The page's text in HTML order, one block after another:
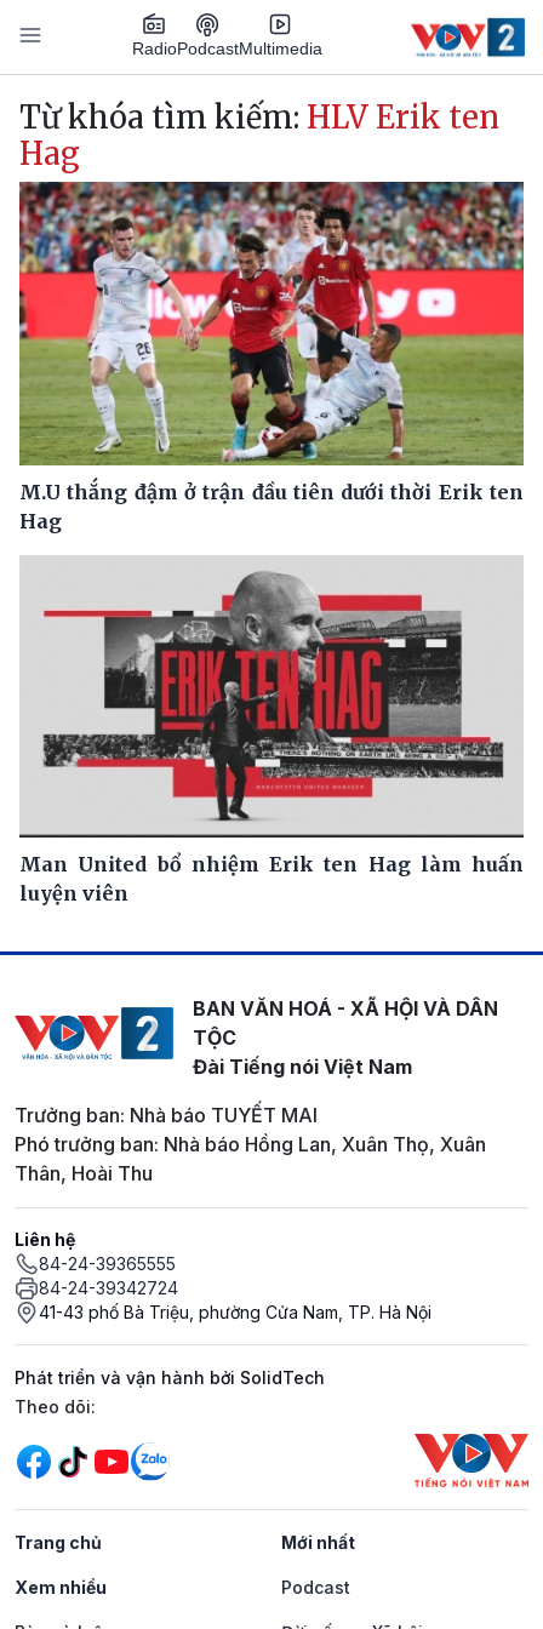
Nhảy đến nội dung
RadioPodcastMultimedia
Main navigation
Từ khóa tìm kiếm: HLV Erik ten
Hag
M.U thắng đậm ở trận đầu tiên dưới thời Erik ten
Hag
Man United bổ nhiệm Erik ten Hag làm huấn
luyện viên
BAN VĂN HOÁ - XÃ HỘI VÀ DÂN
TỘC
Đài Tiếng nói Việt Nam
Trưởng ban: Nhà báo TUYẾT MAI
Phó trưởng ban: Nhà báo Hồng Lan, Xuân Thọ, Xuân
Thân, Hoài Thu
Liên hệ
84-24-39365555
84-24-39342724
41-43 phố Bà Triệu, phường Cửa Nam, TP. Hà Nội
Phát triển và vận hành bởi SolidTech
Mạng xã hội
Theo dõi:
Trang chủ Mới nhất
Xem nhiều Podcast